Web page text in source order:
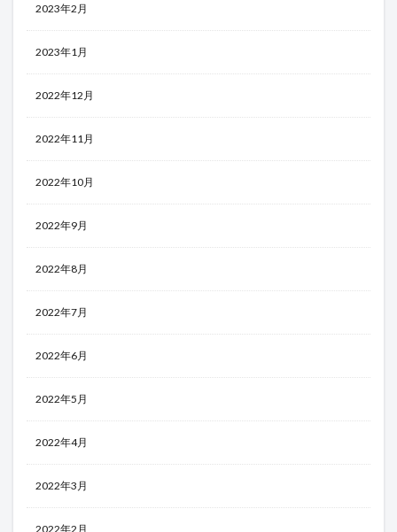
2023年2月
2023年1月
2022年12月
2022年11月
2022年10月
2022年9月
2022年8月
2022年7月
2022年6月
2022年5月
2022年4月
2022年3月
2022年2月